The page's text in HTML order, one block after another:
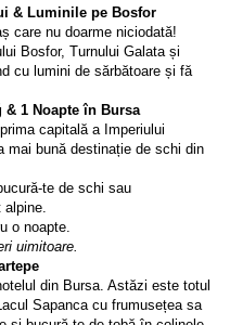
& Luminile pe Bosfor
care nu doarme niciodată!
Bosfor, Turnului Galata și
cu lumini de sărbătoare și fă
1 Noapte în Bursa
capitală a Imperiului
mai bună destinație de schi din
te de schi sau
alpine.
o noapte.
uimitoare.
din Bursa. Astăzi este totul
Sapanca cu frumusețea sa